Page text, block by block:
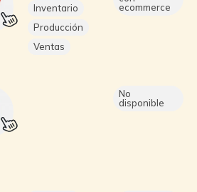
Inventario
Producción
Ventas
ecommerce
No
disponible